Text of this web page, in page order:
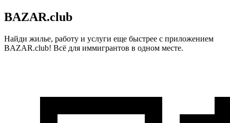
BAZAR.club
Найди жилье, работу и услуги еще быстрее с приложением
BAZAR.club! Всё для иммигрантов в одном месте.